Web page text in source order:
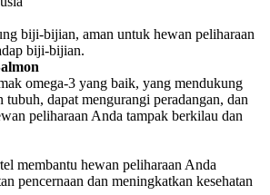
biji-bijian, aman untuk hewan peliharaan
biji-bijian.
omega-3 yang baik, yang mendukung
tubuh, dapat mengurangi peradangan, dan
peliharaan Anda tampak berkilau dan
membantu hewan peliharaan Anda
pencernaan dan meningkatkan kesehatan